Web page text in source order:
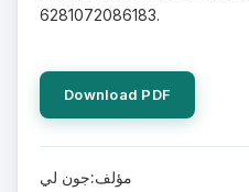
6281072086183.
Download PDF
مؤلف:جون لي